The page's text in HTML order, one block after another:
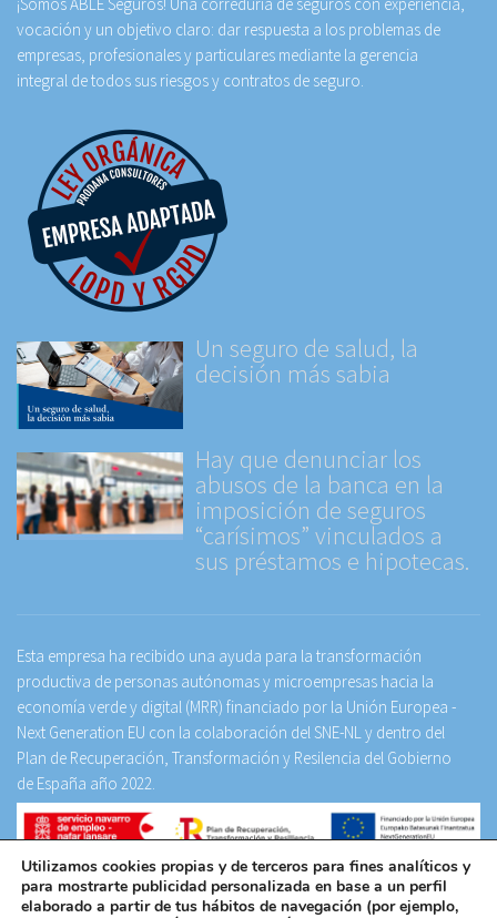
vocación y un objetivo claro: dar respuesta a los problemas de
empresas, profesionales y particulares mediante la gerencia
integral de todos sus riesgos y contratos de seguro.
Un seguro de salud, la
decisión más sabia
Hay que denunciar los
abusos de la banca en la
imposición de seguros
“carísimos” vinculados a
sus préstamos e hipotecas.
Esta empresa ha recibido una ayuda para la transformación
productiva de personas autónomas y microempresas hacia la
economía verde y digital (MRR) financiado por la Unión Europea -
Next Generation EU con la colaboración del SNE-NL y dentro del
Plan de Recuperación, Transformación y Resilencia del Gobierno
de España año 2022.
Facebook
LinkedIn
Utilizamos cookies propias y de terceros para fines analíticos y
para mostrarte publicidad personalizada en base a un perfil
elaborado a partir de tus hábitos de navegación (por ejemplo,